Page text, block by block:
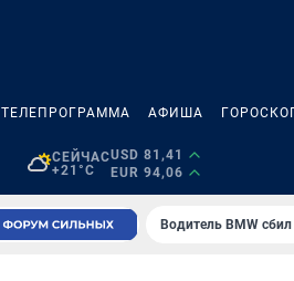
ТЕЛЕПРОГРАММА АФИША
СЕЙЧАС
+21°C
USD 81,41
EUR 94,06
Водитель BMW